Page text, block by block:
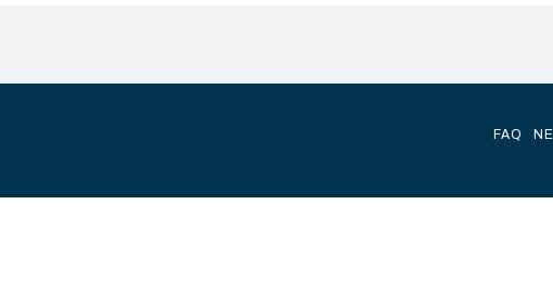
FAQ